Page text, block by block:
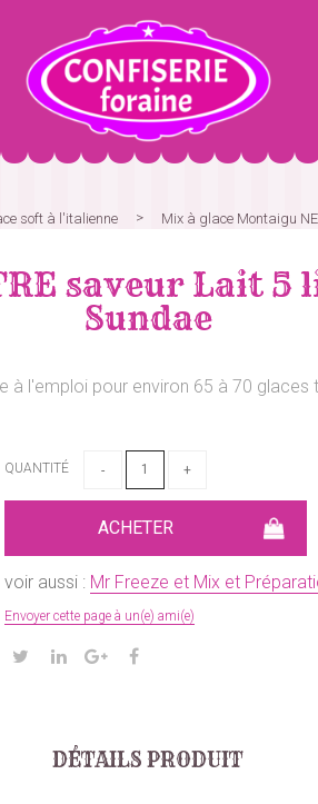
soft à l'italienne Mix à glace Montaigu
saveur Lait
Sundae
à l'emploi pour environ 65 à 70 glaces
QUANTITÉ
voir aussi : Mr Freeze et Mix et
Envoyer cette page à un(e) ami(e)
DÉTAILS PRODUIT